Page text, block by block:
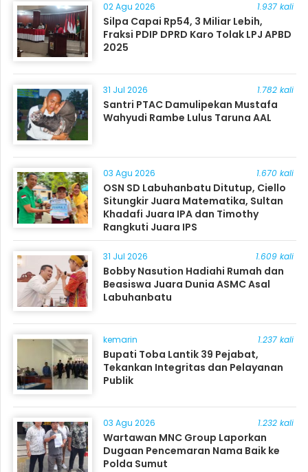
02 Agu 2026 1.937 kali
Silpa Capai Rp54, 3 Miliar Lebih,
Fraksi PDIP DPRD Karo Tolak LPJ APBD
2025
31 Jul 2026 1.782 kali
Santri PTAC Damulipekan Mustafa
Wahyudi Rambe Lulus Taruna AAL
03 Agu 2026 1.670 kali
OSN SD Labuhanbatu Ditutup, Ciello
Situngkir Juara Matematika, Sultan
Khadafi Juara IPA dan Timothy
Rangkuti Juara IPS
31 Jul 2026 1.609 kali
Bobby Nasution Hadiahi Rumah dan
Beasiswa Juara Dunia ASMC Asal
Labuhanbatu
kemarin 1.237 kali
Bupati Toba Lantik 39 Pejabat,
Tekankan Integritas dan Pelayanan
Publik
03 Agu 2026 1.232 kali
Wartawan MNC Group Laporkan
Dugaan Pencemaran Nama Baik ke
Polda Sumut